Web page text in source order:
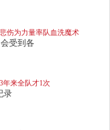
伤为力量率队血洗魔术
受到各
年来全队才1次
录